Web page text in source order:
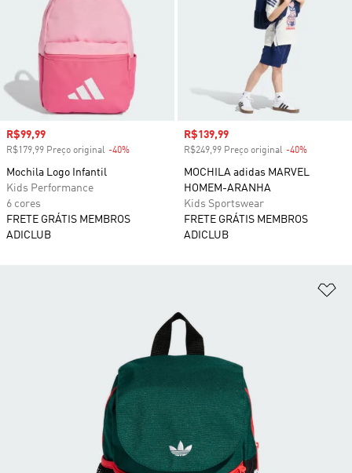
Preço com desconto
R$99,99
R$179,99 Preço original -40%
Mochila Logo Infantil
Kids Performance
6 cores
FRETE GRÁTIS MEMBROS
ADICLUB
Preço com desconto
R$139,99
R$249,99 Preço original -40%
MOCHILA adidas MARVEL
HOMEM-ARANHA
Kids Sportswear
FRETE GRÁTIS MEMBROS
ADICLUB